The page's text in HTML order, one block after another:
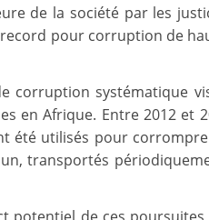
de la société par les
pour corruption de
corruption systématique
en Afrique. Entre 2012 et
été utilisés pour
transportés